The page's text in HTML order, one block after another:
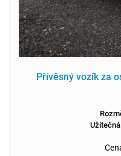
Přívěsný vozík za